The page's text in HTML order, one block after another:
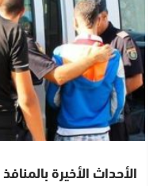
الأحداث الأخيرة